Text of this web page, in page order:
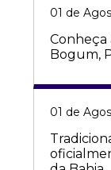
01 de
Conheça
Bogum,
01 de